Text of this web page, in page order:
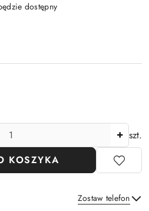
dostępny
szt.
KOSZYKA
Zostaw telefon